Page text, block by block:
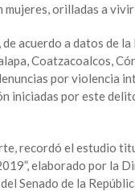
mujeres, orilladas a
de acuerdo a datos de
Coatzacoalcos,
por violencia
iniciadas por este
recordó el estudio
elaborado por la
Senado de la